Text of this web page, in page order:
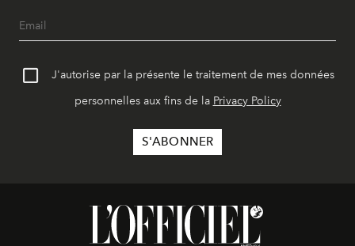
J'autorise par la présente le traitement de mes données
personnelles aux fins de la Privacy Policy